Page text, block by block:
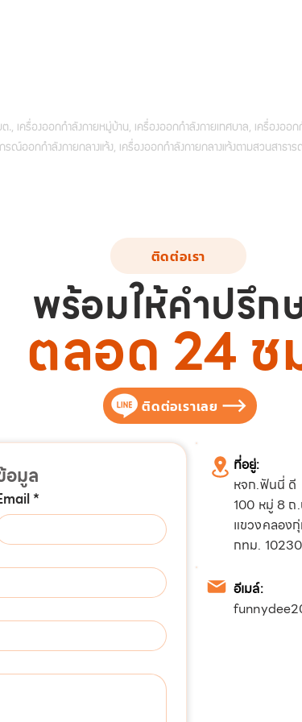
เครื่องออกกำลังกายหมู่บ้าน, เครื่องออกกำลังกายเทศบาล, เครื่องออก
รณ์ออกกำลังกายกลางแจ้ง, เครื่องออกกำลังกายกลางแจ้งตามสวนสาธาร
ติดต่อเรา
พร้อมให้คำปรึก
ตลอด 24 ช
ติดต่อเราเลย
อมูล
*
ที่อยู่:
หจก.ฟันนี่ ดี
100 หมู่ 8 ถ
แขวงคลอง
กทม. 10230
อีเมล์: